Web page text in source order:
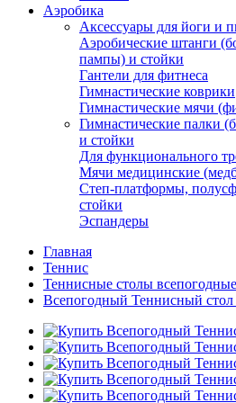
Аэробика
Аксессуары для йоги и
Аэробические штанги
пампы) и стойки
Гантели для фитнеса
Гимнастические коврики
Гимнастические мячи
Гимнастические палки
и стойки
Для функционального
Мячи медицинские
Степ-платформы,
стойки
Эспандеры
Главная
Теннис
Теннисные столы всепогодные
Всепогодный Теннисный